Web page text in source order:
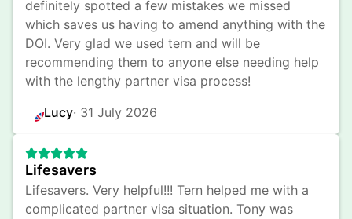
definitely spotted a few mistakes we missed
which saves us having to amend anything with the
DOI. Very glad we used tern and will be
recommending them to anyone else needing help
with the lengthy partner visa process!
Lucy· 31 July 2026
Lifesavers
Lifesavers. Very helpful!!! Tern helped me with a
complicated partner visa situation. Tony was